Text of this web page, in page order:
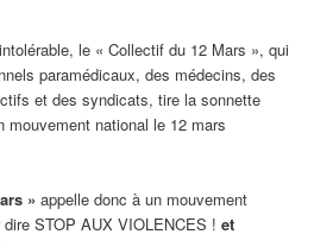
le « Collectif du 12 Mars », qui
paramédicaux, des médecins, des
et des syndicats, tire la sonnette
mouvement national le 12 mars
» appelle donc à un mouvement
dire STOP AUX VIOLENCES !et